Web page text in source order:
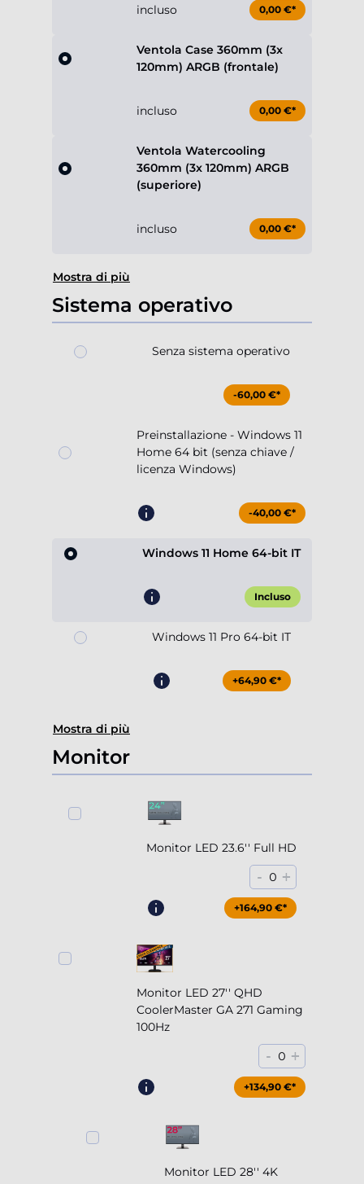
incluso 0,00 €*
Ventola Case 360mm (3x
120mm) ARGB (frontale)
incluso 0,00 €*
Ventola Watercooling
360mm (3x 120mm) ARGB
(superiore)
incluso 0,00 €*
Mostra di più
Sistema operativo
Senza sistema operativo
-60,00 €*
Preinstallazione - Windows 11
Home 64 bit (senza chiave /
licenza Windows)
-40,00 €*
Windows 11 Home 64-bit IT
Incluso
Windows 11 Pro 64-bit IT
+64,90 €*
Mostra di più
Monitor
Monitor LED 23.6'' Full HD
- 0 +
+164,90 €*
Monitor LED 27'' QHD
CoolerMaster GA 271 Gaming
100Hz
- 0 +
+204,90 €*
+134,90 €*
Monitor LED 28'' 4K